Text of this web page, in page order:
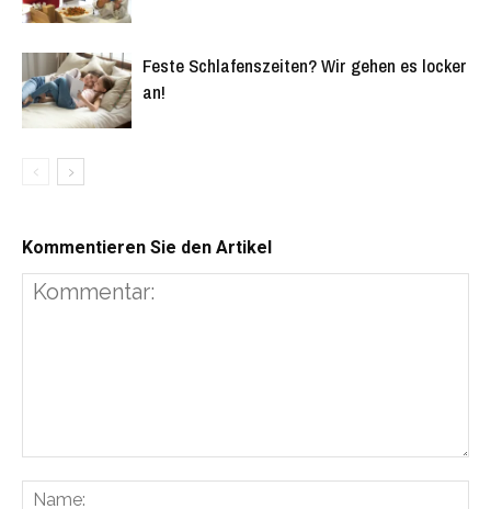
Feste Schlafenszeiten? Wir gehen es locker
an!
Kommentieren Sie den Artikel